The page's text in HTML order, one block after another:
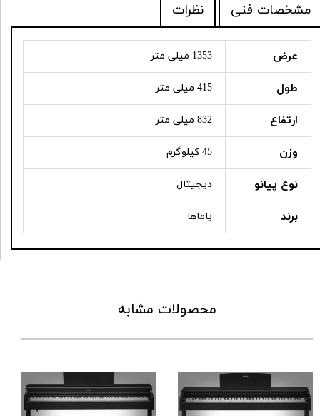
مشخصات فنی
نظرات
عرض 1353 میلی متر
طول 415 میلی متر
ارتفاع 832 میلی متر
وزن 45 کیلوگرم
نوع پیانو دیجیتال
برند یاماها
محصولات مشابه